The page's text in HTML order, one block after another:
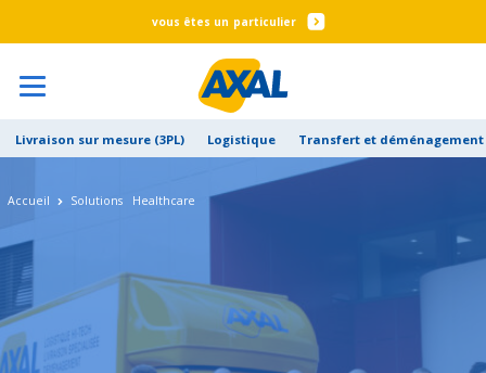
particulier
Livraison sur mesure (3PL) Logistique Transfert et déménagement
Accueil Solutions Healthcare